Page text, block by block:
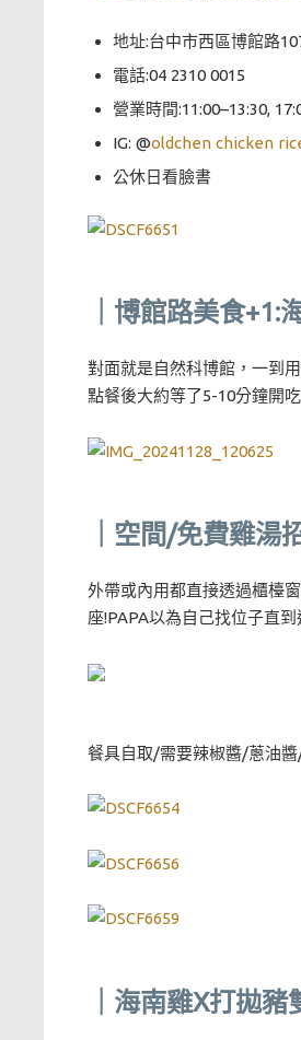
地址:台中市西區博館路
電話:04 2310 0015
營業時間:11:00–13:30,
IG: @oldchen chicken
公休日看臉書
｜博館路美食+1:
對面就是自然科博館，一到
點餐後大約等了5-10分鐘開吃
｜空間/免費雞湯
外帶或內用都直接透過櫃檯
座!PAPA以為自己找位子直
餐具自取/需要辣椒醬/蔥油
｜海南雞X打拋豬